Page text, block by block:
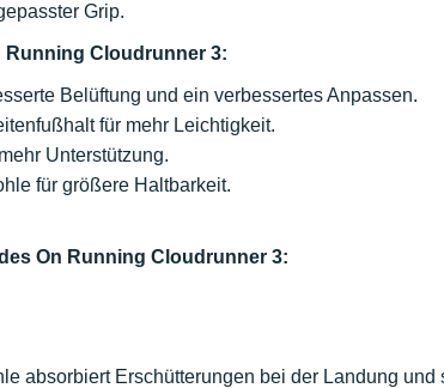
Grip.
Running Cloudrunner 3:
Belüftung und ein verbessertes Anpassen.
für mehr Leichtigkeit.
Unterstützung.
für größere Haltbarkeit.
On Running Cloudrunner 3:
absorbiert Erschütterungen bei der Landung